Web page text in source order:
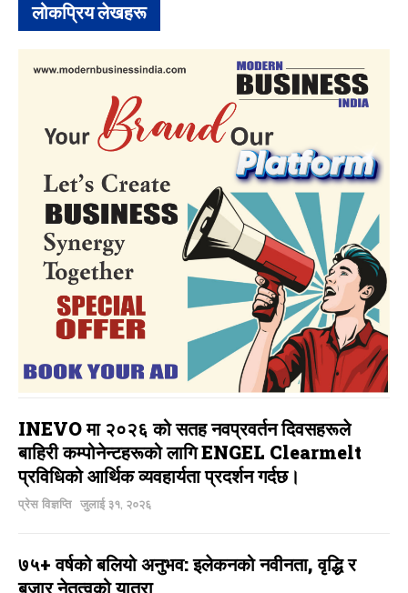
लोकप्रिय लेखहरू
INEVO मा २०२६ को सतह नवप्रवर्तन दिवसहरूले
बाहिरी कम्पोनेन्टहरूको लागि ENGEL Clearmelt
प्रविधिको आर्थिक व्यवहार्यता प्रदर्शन गर्दछ।
प्रेस विज्ञप्ति जुलाई ३१, २०२६
७५+ वर्षको बलियो अनुभव: इलेकनको नवीनता, वृद्धि र
बजार नेतृत्वको यात्रा